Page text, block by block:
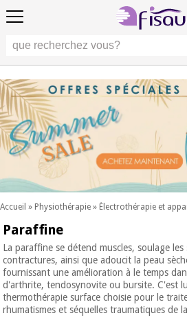
Compte
commandes
4,8 4,8
différentielles
Occasion
Fisaude
SUMMER
SALE
Nos
produits
Kinefis
Nouveautes
Physiothérapie
Podologie
Esthétique,
dermocosmétique
et médecine
esthétique
Bien-
qualité
de vie
et
du
corps
Dentisterie
équipement
FR
DE
PT
Accueil » Physiothérapie » Électrothérapie et
Compte
commandes
4,8
différentielles
Occasion
Fisaude
SUMMER
SALE
Nos
produits
Kinefis
Physiothérapie
Esthétique,
dermocosmétique
et médecine
esthétique
Bien-
être,
de vie
et
soins
du
corps
FR
DE
PT
Paraffine
La paraffine se détend muscles, soulage les
contractures, ainsi que adoucit la peau
fournissant une amélioration à le temps
d'arthrite, tendosynovite ou bursite. C'est
thermothérapie surface choisie pour le
rhumatismes et séquelles traumatiques de